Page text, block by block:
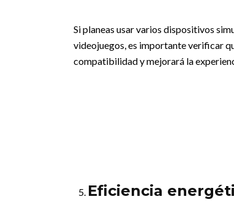
Si planeas usar varios dispositivos
videojuegos, es importante verificar
compatibilidad y mejorará la
Eficiencia